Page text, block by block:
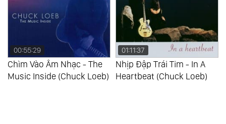
01:11:37
Nhịp Đập Trái Tim - In A
Heartbeat (Chuck Loeb)
01:00:59
Lắng Nghe - Listen (Chuck
Loeb)